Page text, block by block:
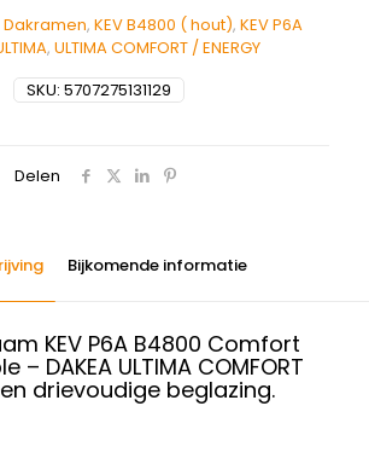
SKU: 5707275131129
Dakramen, KEV B4800 ( hout), KEV P6A
, ULTIMA COMFORT / ENERGY
Delen
Bijkomende informatie
KEV P6A B4800 Comfort
– DAKEA ULTIMA COMFORT
drievoudige beglazing.